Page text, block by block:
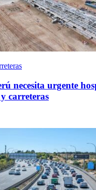
necesita urgente
carreteras